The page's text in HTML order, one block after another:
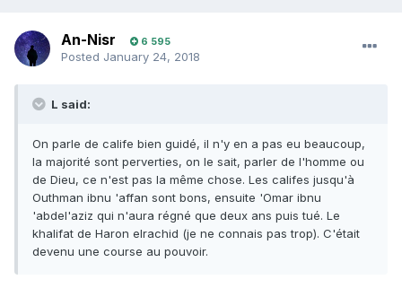
An-Nisr 6 595
Posted January 24, 2018
L said:
On parle de calife bien guidé, il n'y en a pas eu beaucoup,
la majorité sont perverties, on le sait, parler de l'homme ou
de Dieu, ce n'est pas la même chose. Les califes jusqu'à
Outhman ibnu 'affan sont bons, ensuite 'Omar ibnu
'abdel'aziz qui n'aura régné que deux ans puis tué. Le
khalifat de Haron elrachid (je ne connais pas trop). C'était
devenu une course au pouvoir.